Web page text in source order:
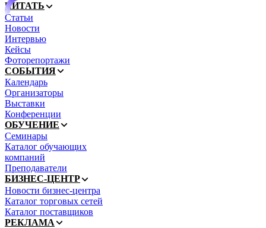
ЧИТАТЬ
Статьи
Новости
Интервью
Кейсы
Фоторепортажи
СОБЫТИЯ
Календарь
Организаторы
Выставки
Конференции
ОБУЧЕНИЕ
Семинары
Каталог обучающих
компаний
Преподаватели
БИЗНЕС-ЦЕНТР
Новости бизнес-центра
Каталог торговых сетей
Каталог поставщиков
РЕКЛАМА